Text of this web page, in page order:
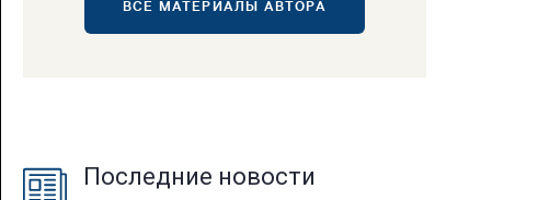
ВСЕ МАТЕРИАЛЫ АВТОРА
Последние новости